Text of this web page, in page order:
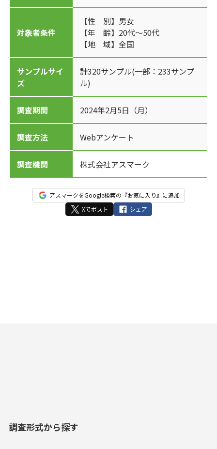
対象者条件
【性 別】男女
【年 齢】20代～50代
【地 域】全国
サンプルサイ
ズ
計320サンプル(一部：233サンプ
ル)
調査期間 2024年2月5日（月）
調査方法 Webアンケート
調査機関 株式会社アスマーク
アスマークをGoogle検索の『お気に入り』に追加
Xでポスト
シェア
調査形式から探す